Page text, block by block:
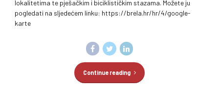
lokalitetima te pješačkim i biciklističkim stazama. Možete ju
pogledati na sljedećem linku: https://brela.hr/hr/4/google-
karte
Continue reading